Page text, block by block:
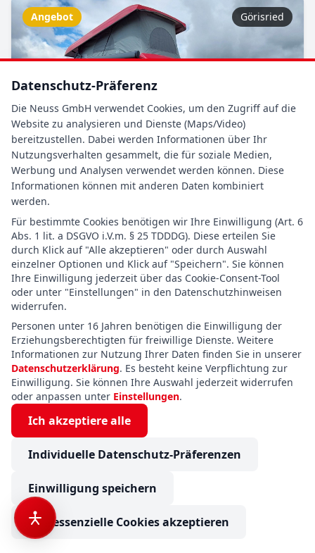
Angebot Görisried
Bürstner Papillon PC 6.0 Autom.,
Klappdach, full LED
Baujahr:2026 Schlafplätze:4
Gewicht:
€ 76.525
€ 72.700
inkl. 19.00% MwSt.
Details →
« Previous
Über diese Fahrzeugauswahl
Wohnmobile bei Camping Neuss. Verfügbar in
Immenstadt und Görisried. Insgesamt 154
Datenschutz-Präferenz
Die Neuss GmbH verwendet Cookies, um den Zugriff auf die
Website zu analysieren und Dienste (Maps/Video)
bereitzustellen. Dabei werden Informationen über Ihr
Nutzungsverhalten gesammelt, die für soziale Medien,
Werbung und Analysen verwendet werden können. Diese
Informationen können mit anderen Daten kombiniert
werden.
Für bestimmte Cookies benötigen wir Ihre Einwilligung (Art. 6
Abs. 1 lit. a DSGVO i.V.m. § 25 TDDDG). Diese erteilen Sie
durch Klick auf "Alle akzeptieren" oder durch Auswahl
einzelner Optionen und Klick auf "Speichern". Sie können
Ihre Einwilligung jederzeit über das Cookie-Consent-Tool
oder unter "Einstellungen" in den Datenschutzhinweisen
widerrufen.
Personen unter 16 Jahren benötigen die Einwilligung der
Erziehungsberechtigten für freiwillige Dienste. Weitere
Informationen zur Nutzung Ihrer Daten finden Sie in unserer
Datenschutzerklärung. Es besteht keine Verpflichtung zur
Einwilligung. Sie können Ihre Auswahl jederzeit widerrufen
oder anpassen unter Einstellungen.
Ich akzeptiere alle
Individuelle Datenschutz-Präferenzen
Einwilligung speichern
Nur essenzielle Cookies akzeptieren